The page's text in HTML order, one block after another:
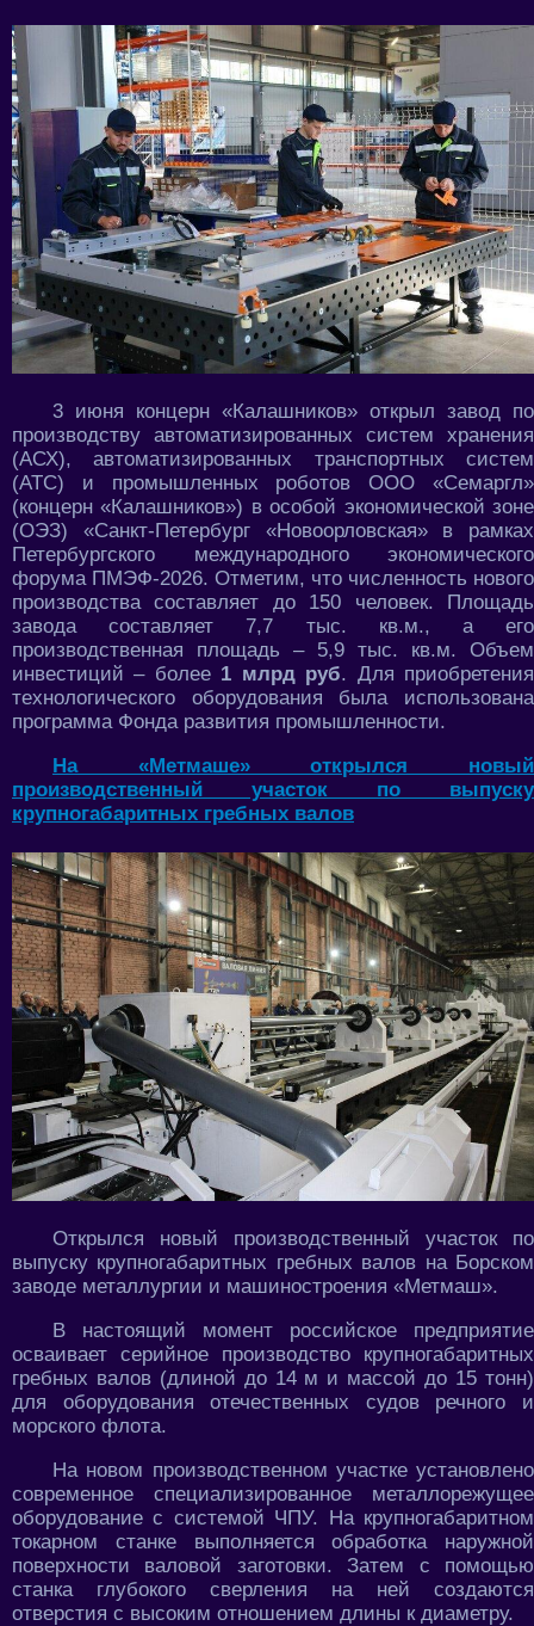
3 июня концерн «Калашников» открыл завод по
производству автоматизированных систем хранения
(АСХ), автоматизированных транспортных систем
(АТС) и промышленных роботов ООО «Семаргл»
(концерн «Калашников») в особой экономической зоне
(ОЭЗ) «Санкт-Петербург «Новоорловская» в рамках
Петербургского международного экономического
форума ПМЭФ-2026. Отметим, что численность нового
производства составляет до 150 человек. Площадь
завода составляет 7,7 тыс. кв.м., а его
производственная площадь – 5,9 тыс. кв.м. Объем
инвестиций – более 1 млрд руб. Для приобретения
технологического оборудования была использована
программа Фонда развития промышленности.
На «Метмаше» открылся новый
производственный участок по выпуску
крупногабаритных гребных валов
Открылся новый производственный участок по
выпуску крупногабаритных гребных валов на Борском
заводе металлургии и машиностроения «Метмаш».
В настоящий момент российское предприятие
осваивает серийное производство крупногабаритных
гребных валов (длиной до 14 м и массой до 15 тонн)
для оборудования отечественных судов речного и
морского флота.
На новом производственном участке установлено
современное специализированное металлорежущее
оборудование с системой ЧПУ. На крупногабаритном
токарном станке выполняется обработка наружной
поверхности валовой заготовки. Затем с помощью
станка глубокого сверления на ней создаются
отверстия с высоким отношением длины к диаметру.